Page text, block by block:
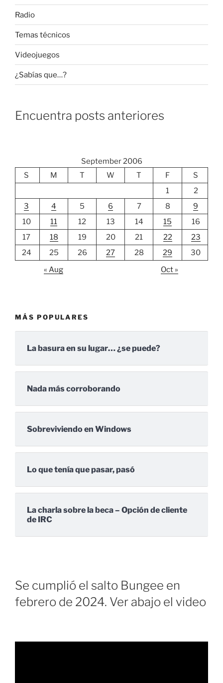
Radio
Temas técnicos
Videojuegos
¿Sabías que…?
Encuentra posts anteriores
September 2006
S
M T W T F
S
1
2
3
4 5 6 7 8
9
10
11 12 13 14 15
16
17
18 19 20 21 22
23
24
25 26 27 28 29
30
« Aug
Oct »
MÁS POPULARES
La basura en su lugar… ¿se puede?
Nada más corroborando
Sobreviviendo en Windows
Lo que tenía que pasar, pasó
La charla sobre la beca – Opción de cliente
de IRC
Se cumplió el salto Bungee en
febrero de 2024. Ver abajo el video